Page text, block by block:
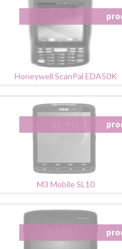
Honeywell ScanPal EDA50K
M3 Mobile SL10